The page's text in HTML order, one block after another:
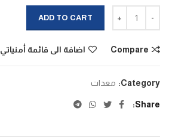
ADD TO CART
Compare اضافة الى قائمة أمنياتي
Category: معدات
Share